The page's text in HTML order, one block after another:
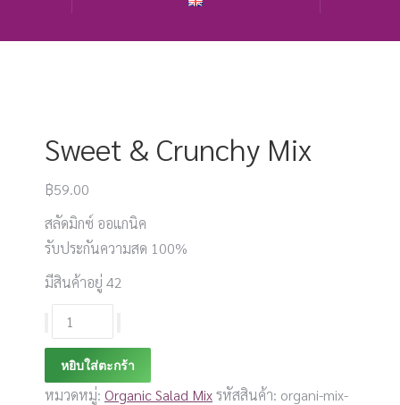
Sweet & Crunchy Mix
฿59.00
สลัดมิกซ์ ออแกนิค
รับประกันความสด 100%
มีสินค้าอยู่ 42
จำนวน
Sweet
Crunchy
หยิบใส่ตะกร้า
หมวดหมู่: Organic Salad Mixรหัสสินค้า: organi-mix-